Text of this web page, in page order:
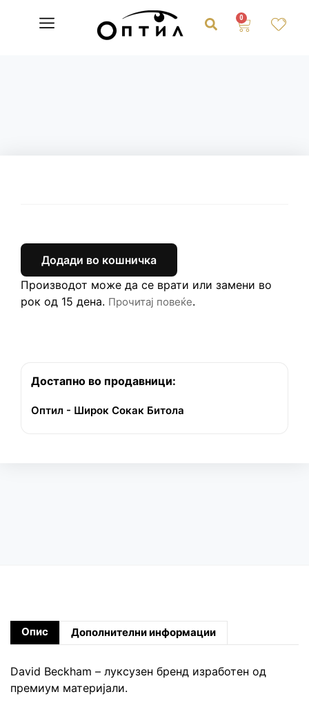
0
Додади во кошничка
Производот може да се врати или замени во
рок од 15 дена. Прочитај повеќе.
Достапно во продавници:
Оптил - Широк Сокак Битола
Опис Дополнителни информации
David Beckham – луксузен бренд изработен од
премиум материјали.